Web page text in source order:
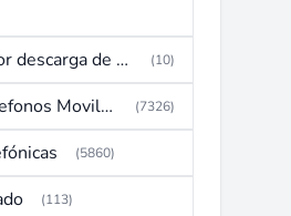
CDI(Ignicion por descarga de capacitor) (10)
Celulares (Telefonos Moviles) (7326)
(5860)
(113)